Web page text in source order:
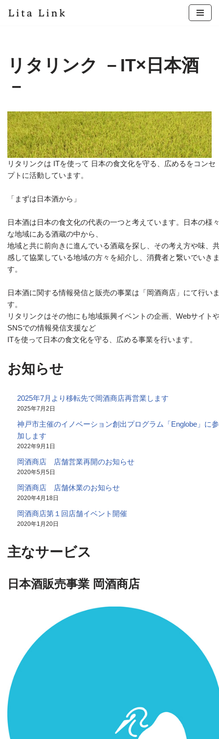
ン
ツ
へ
ッ
プ
リタリンク －IT×日本酒
－
リタリンクは ITを使って 日本の食文化を守る、広めるをコンセ
プトに活動しています。
「まずは日本酒から」
日本酒は日本の食文化の代表の一つと考えています。日本の様
な地域にある酒蔵の中から、
地域と共に前向きに進んでいる酒蔵を探し、その考え方や味、
感して協業している地域の方々を紹介し、消費者と繋いでいき
す。
日本酒に関する情報発信と販売の事業は「岡酒商店」にて行い
す。
リタリンクはその他にも地域振興イベントの企画、Webサイト
SNSでの情報発信支援など
ITを使って日本の食文化を守る、広める事業を行います。
お知らせ
2025年7月より移転先で岡酒商店再営業します
2025年7月2日
神戸市主催のイノベーション創出プログラム「Englobe」に参
加します
2022年9月1日
岡酒商店 店舗営業再開のお知らせ
2020年5月5日
岡酒商店 店舗休業のお知らせ
2020年4月18日
岡酒商店第１回店舗イベント開催
2020年1月20日
主なサービス
日本酒販売事業 岡酒商店